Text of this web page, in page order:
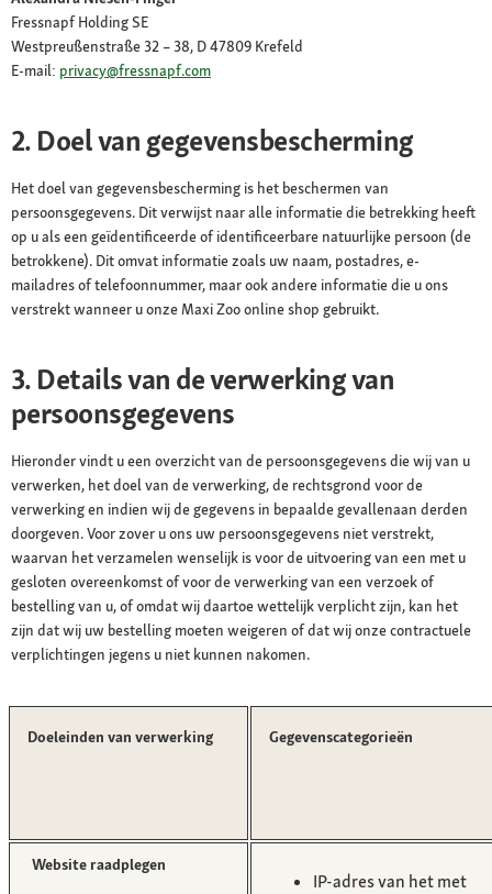
Fressnapf Holding SE
Westpreußenstraße 32 – 38, D 47809 Krefeld
E-mail: privacy@fressnapf.com
2. Doel van gegevensbescherming
Het doel van gegevensbescherming is het beschermen van
persoonsgegevens. Dit verwijst naar alle informatie die betrekking heeft
op u als een geïdentificeerde of identificeerbare natuurlijke persoon (de
betrokkene). Dit omvat informatie zoals uw naam, postadres, e-
mailadres of telefoonnummer, maar ook andere informatie die u ons
verstrekt wanneer u onze Maxi Zoo online shop gebruikt.
3. Details van de verwerking van
persoonsgegevens
Hieronder vindt u een overzicht van de persoonsgegevens die wij van u
verwerken, het doel van de verwerking, de rechtsgrond voor de
verwerking en indien wij de gegevens in bepaalde gevallenaan derden
doorgeven. Voor zover u ons uw persoonsgegevens niet verstrekt,
waarvan het verzamelen wenselijk is voor de uitvoering van een met u
gesloten overeenkomst of voor de verwerking van een verzoek of
bestelling van u, of omdat wij daartoe wettelijk verplicht zijn, kan het
zijn dat wij uw bestelling moeten weigeren of dat wij onze contractuele
verplichtingen jegens u niet kunnen nakomen.
Doeleinden van verwerking Gegevenscategorieën
Website raadplegen
IP-adres van het met